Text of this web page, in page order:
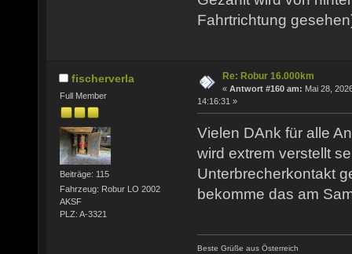
Fahrtrichtung
fischerverla
Full Member
Beiträge: 115
Fahrzeug: Robur LO 2002
AKSF
PLZ: A-3321
Re: Robur 16.000km
« Antwort #160 am: Mai 28,
14:16:31 »
Vielen DAnk für alle
wird extrem verstellt
Unterbrecherkontakt
bekomme das am
Beste Grüße aus Österreich